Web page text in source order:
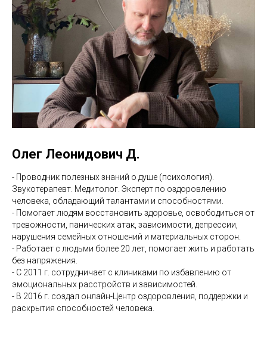
Олег Леонидович Д.
- Проводник полезных знаний о душе (психология).
Звукотерапевт. Медитолог. Эксперт по оздоровлению
человека, обладающий талантами и способностями.
- Помогает людям восстановить здоровье, освободиться от
тревожности, панических атак, зависимости, депрессии,
нарушения семейных отношений и материальных сторон.
- Работает с людьми более 20 лет, помогает жить и работать
без напряжения.
- С 2011 г. сотрудничает с клиниками по избавлению от
эмоциональных расстройств и зависимостей.
- В 2016 г. создал онлайн-Центр оздоровления, поддержки и
раскрытия способностей человека.